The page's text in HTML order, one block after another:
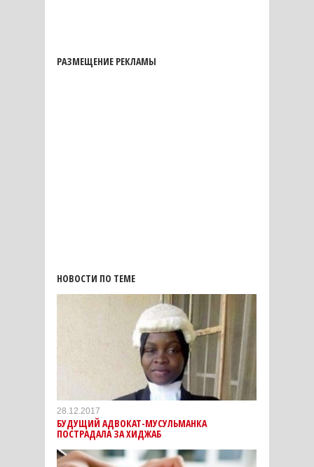
РАЗМЕЩЕНИЕ РЕКЛАМЫ
НОВОСТИ ПО ТЕМЕ
28.12.2017
БУДУЩИЙ АДВОКАТ-МУСУЛЬМАНКА
ПОСТРАДАЛА ЗА ХИДЖАБ